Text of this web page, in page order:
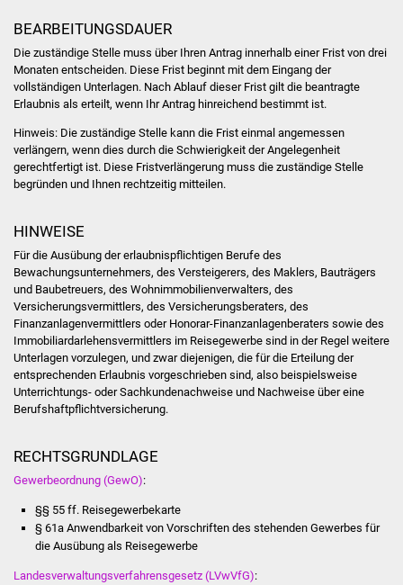
Stadtfest
Ostermarkt
Einrichtungen
Hallenbad
Stadtarchiv
Zehntscheuer
Bürgerhaus
Kulturhalle
BEARBEITUNGSDAUER
Die zuständige Stelle muss über Ihren Antrag innerhalb einer Frist von drei
Monaten entscheiden. Diese Frist beginnt mit dem Eingang der
vollständigen Unterlagen. Nach Ablauf dieser Frist gilt die beantragte
Erlaubnis als erteilt, wenn Ihr Antrag hinreichend bestimmt ist.
Hinweis: Die zuständige Stelle kann die Frist einmal angemessen
verlängern, wenn dies durch die Schwierigkeit der Angelegenheit
gerechtfertigt ist. Diese Fristverlängerung muss die zuständige Stelle
begründen und Ihnen rechtzeitig mitteilen.
HINWEISE
Für die Ausübung der erlaubnispflichtigen Berufe des
Bewachungsunternehmers, des Versteigerers, des Maklers, Bauträgers
und Baubetreuers, des Wohnimmobilienverwalters, des
Versicherungsvermittlers, des Versicherungsberaters, des
Finanzanlagenvermittlers oder Honorar-Finanzanlagenberaters sowie des
Immobiliardarlehensvermittlers im Reisegewerbe sind in der Regel weitere
Unterlagen vorzulegen, und zwar diejenigen, die für die Erteilung der
entsprechenden Erlaubnis vorgeschrieben sind, also beispielsweise
Unterrichtungs- oder Sachkundenachweise und Nachweise über eine
Berufshaftpflichtversicherung.
RECHTSGRUNDLAGE
Gewerbeordnung (GewO):
§§ 55 ff. Reisegewerbekarte
§ 61a Anwendbarkeit von Vorschriften des stehenden Gewerbes für
die Ausübung als Reisegewerbe
Landesverwaltungsverfahrensgesetz (LVwVfG):